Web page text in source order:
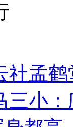
社孟
三小